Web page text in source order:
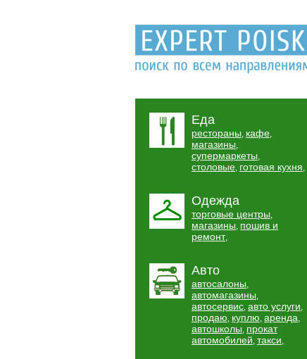
Еда
рестораны, кафе,
магазины,
супермаркеты,
столовые, готовая кухня,
Одежда
торговые центры,
магазины, пошив и
ремонт,
Авто
автосалоны,
автомагазины,
автосервис, авто услуги,
продаю, куплю, аренда,
автошколы, прокат
автомобилей, такси,